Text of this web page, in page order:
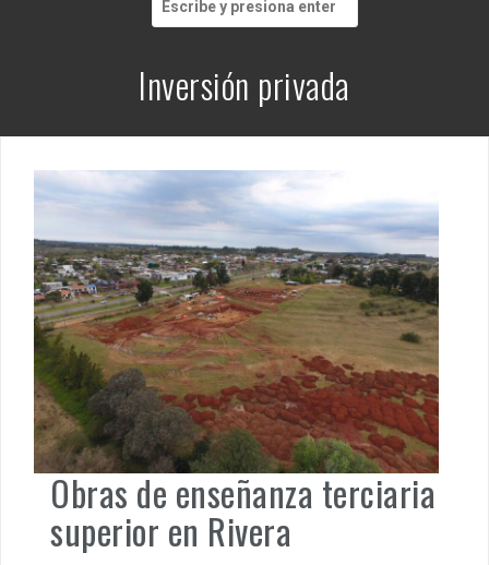
Inversión privada
Obras de enseñanza terciaria
superior en Rivera